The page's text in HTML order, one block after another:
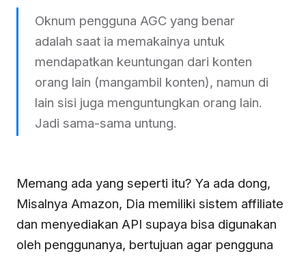
Oknum pengguna AGC yang benar
adalah saat ia memakainya untuk
mendapatkan keuntungan dari konten
orang lain (mangambil konten), namun di
lain sisi juga menguntungkan orang lain.
Jadi sama-sama untung.
Memang ada yang seperti itu? Ya ada dong,
Misalnya Amazon, Dia memiliki sistem affiliate
dan menyediakan API supaya bisa digunakan
oleh penggunanya, bertujuan agar pengguna